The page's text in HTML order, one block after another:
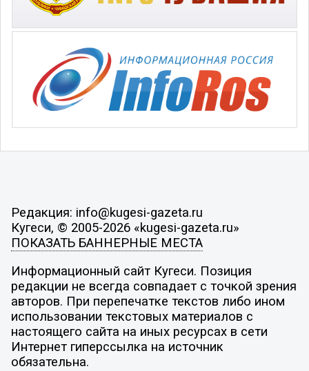
Редакция: info@kugesi-gazeta.ru
Кугеси, © 2005-2026 «kugesi-gazeta.ru»
ПОКАЗАТЬ БАННЕРНЫЕ МЕСТА
Информационный сайт Кугеси. Позиция
редакции не всегда совпадает с точкой зрения
авторов. При перепечатке текстов либо ином
использовании текстовых материалов с
настоящего сайта на иных ресурсах в сети
Интернет гиперссылка на источник
обязательна.